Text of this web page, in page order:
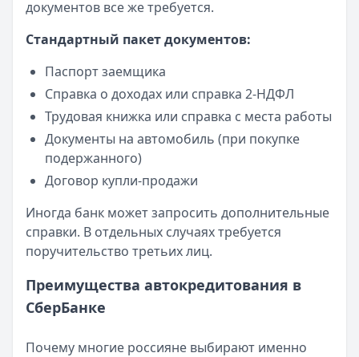
документов все же требуется.
Стандартный пакет документов:
Паспорт заемщика
Справка о доходах или справка 2-НДФЛ
Трудовая книжка или справка с места работы
Документы на автомобиль (при покупке
подержанного)
Договор купли-продажи
Иногда банк может запросить дополнительные
справки. В отдельных случаях требуется
поручительство третьих лиц.
Преимущества автокредитования в
СберБанке
Почему многие россияне выбирают именно